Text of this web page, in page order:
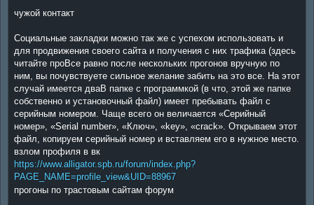
чужой контакт
Социальные закладки можно так же с успехом использовать и
для продвижения своего сайта и получения с них трафика (здесь
читайте проВсе равно после нескольких прогонов вручную по
ним, вы почувствуете сильное желание забить на это все. На этот
случай имеется дваВ папке с программкой (в что, этой же папке
собственно и установочный файл) имеет пребывать файл с
серийным номером. Чаще всего он величается «Серийный
номер», «Serial number», «Ключ», «key», «crack». Открываем этот
файл, копируем серийный номер и вставляем его в нужное место.
взлом профиля в вк
https://www.alligator.spb.ru/forum/index.php?
PAGE_NAME=profile_view&UID=88967
прогоны по трастовым сайтам форум